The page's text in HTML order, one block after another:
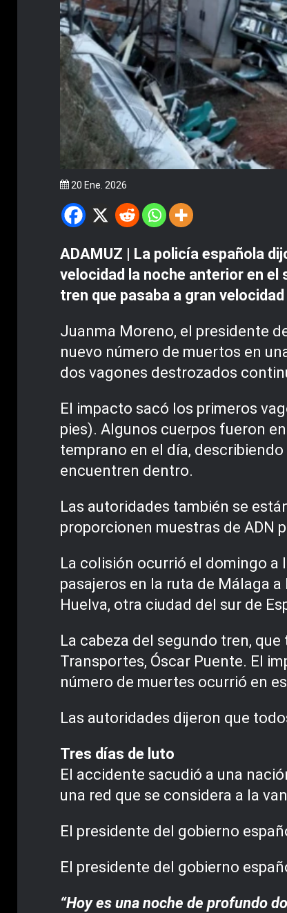
20 Ene. 2026
ADAMUZ | La policía española
velocidad la noche anterior en
tren que pasaba a gran
Juanma Moreno, el presidente
nuevo número de muertos en
dos vagones destrozados
El impacto sacó los primeros
pies). Algunos cuerpos fueron
temprano en el día,
encuentren dentro.
Las autoridades también se
proporcionen muestras de ADN
La colisión ocurrió el domingo a
pasajeros en la ruta de Málaga
Huelva, otra ciudad del sur de
La cabeza del segundo tren,
Transportes, Óscar Puente. El
número de muertes ocurrió en
Las autoridades dijeron que
Tres días de luto
El accidente sacudió a una
una red que se considera a la
El presidente del gobierno
El presidente del gobierno
“Hoy es una noche de profundo